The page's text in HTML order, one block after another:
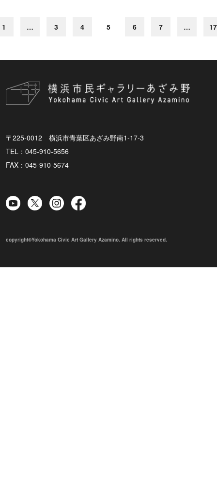
1 … 3 4 5 6 7 … 17
〒225-0012 横浜市青葉区あざみ野南1-17-3
TEL：045-910-5656
FAX：045-910-5674
copyright©Yokohama Civic Art Gallery Azamino. All rights reserved.